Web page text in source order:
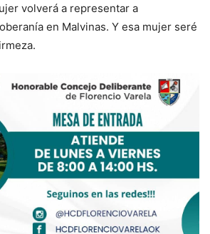
volverá a representar a
en Malvinas. Y esa mujer seré